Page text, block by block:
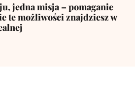
jedna misja – pomaganie
te możliwości znajdziesz w